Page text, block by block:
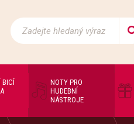
BICÍ
NOTY PRO
HUDEBNÍ
NÁSTROJE